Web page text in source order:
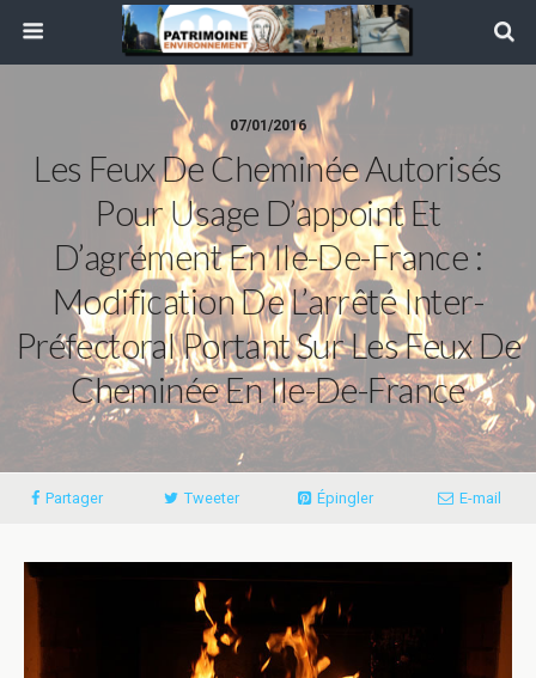
07/01/2016
Les Feux De Cheminée Autorisés
Pour Usage D’appoint Et
D’agrément En Ile-De-France :
Modification De L’arrêté Inter-
Préfectoral Portant Sur Les Feux De
Cheminée En Ile-De-France
Partager Tweeter Épingler E-mail